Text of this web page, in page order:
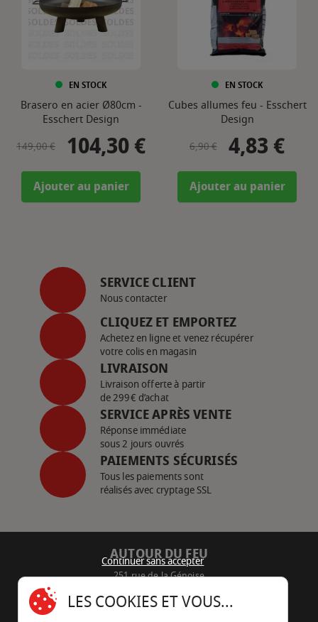
EN STOCK
Brasero en acier Ø80cm -
Esschert Design
Prix de base
149,00 € Prix
104,30 €
Ajouter au panier
EN STOCK
Cubes allumes feu - Esschert
Design
Prix de base
6,90 € Prix
4,83 €
Ajouter au panier
SERVICE CLIENT
Nous contacter
CLIQUEZ ET EMPORTEZ
Achetez en ligne et venez récupérer
votre colis en magasin
LIVRAISON
Livraison offerte à partir
de 299€ d’achat
SERVICE APRÈS VENTE
Réponse immédiate
sous 2 jours ouvrés
PAIEMENTS SÉCURISÉS
Tous les paiements sont
réalisés avec cryptage SSL
AUTOUR DU FEU
251 rue de la Génoise
05 45 22 98 09
Continuer sans accepter
LES COOKIES ET VOUS...